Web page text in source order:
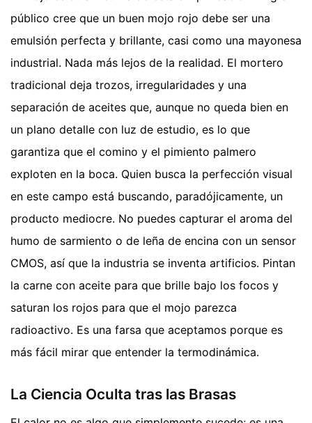
público cree que un buen mojo rojo debe ser una
emulsión perfecta y brillante, casi como una mayonesa
industrial. Nada más lejos de la realidad. El mortero
tradicional deja trozos, irregularidades y una
separación de aceites que, aunque no queda bien en
un plano detalle con luz de estudio, es lo que
garantiza que el comino y el pimiento palmero
exploten en la boca. Quien busca la perfección visual
en este campo está buscando, paradójicamente, un
producto mediocre. No puedes capturar el aroma del
humo de sarmiento o de leña de encina con un sensor
CMOS, así que la industria se inventa artificios. Pintan
la carne con aceite para que brille bajo los focos y
saturan los rojos para que el mojo parezca
radioactivo. Es una farsa que aceptamos porque es
más fácil mirar que entender la termodinámica.
La Ciencia Oculta tras las Brasas